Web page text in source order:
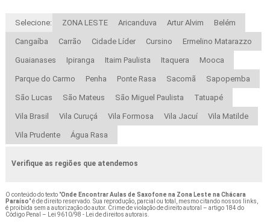
Selecione: ZONA LESTE Aricanduva Artur Alvim Belém
Cangaíba Carrão Cidade Líder Cursino Ermelino Matarazzo
Guaianases Ipiranga Itaim Paulista Itaquera Mooca
Parque do Carmo Penha Ponte Rasa Sacomã Sapopemba
São Lucas São Mateus São Miguel Paulista Tatuapé
Vila Brasil Vila Curuçá Vila Formosa Vila Jacuí Vila Matilde
Vila Prudente Água Rasa
Verifique as regiões que atendemos
O conteúdo do texto "Onde Encontrar Aulas de Saxofone na Zona Leste na Chácara
Paraíso" é de direito reservado. Sua reprodução, parcial ou total, mesmo citando nossos links,
é proibida sem a autorização do autor. Crime de violação de direito autoral – artigo 184 do
Código Penal –
Lei 9610/98 - Lei de direitos autorais